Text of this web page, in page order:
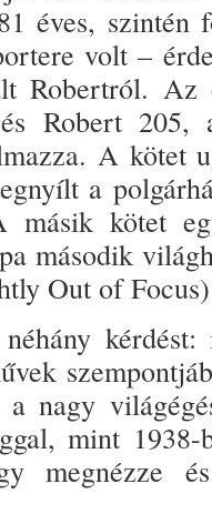
éves, szintén
volt –
Robertról.
Robert 205,
A kö­tet
a
kötet
máso­dik
Out of
kérdést:
nagy
mint
megnézze